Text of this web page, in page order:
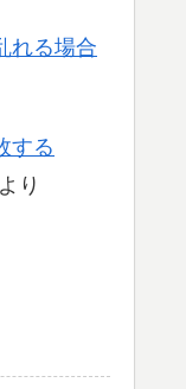
れる場合
する
より